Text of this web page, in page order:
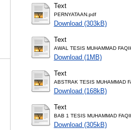
Text
PERNYATAAN.pdf
Download (303kB)
Text
AWAL TESIS MUHAMMAD
Download (1MB)
Text
ABSTRAK TESIS MUHAMMAD
Download (168kB)
Text
BAB 1 TESIS MUHAMMAD
Download (305kB)